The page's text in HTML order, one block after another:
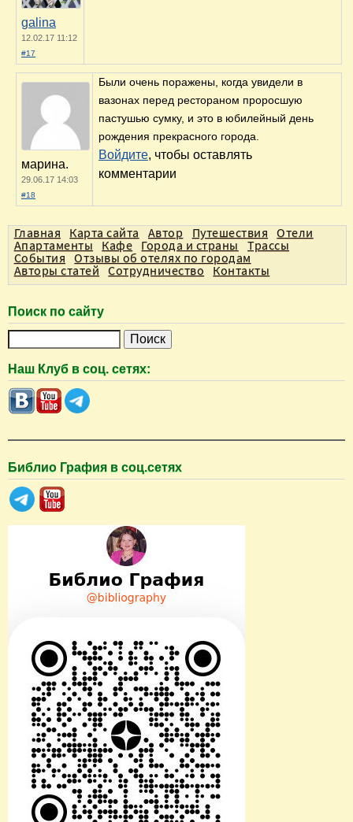
galina
12.02.17 11:12
#17
марина.
29.06.17 14:03
#18
Были очень поражены, когда увидели в
вазонах перед рестораном проросшую
пастушью сумку, и это в юбилейный день
рождения прекрасного города.
Войдите, чтобы оставлять
комментарии
Главная Карта сайта Автор Путешествия
Отели
Апартаменты Кафе Города и страны Трассы
События Отзывы об отелях по городам
Авторы статей Сотрудничество Контакты
Поиск по сайту
и
с
к
Наш Клуб в соц. сетях:
Библио Графия в соц.сетях